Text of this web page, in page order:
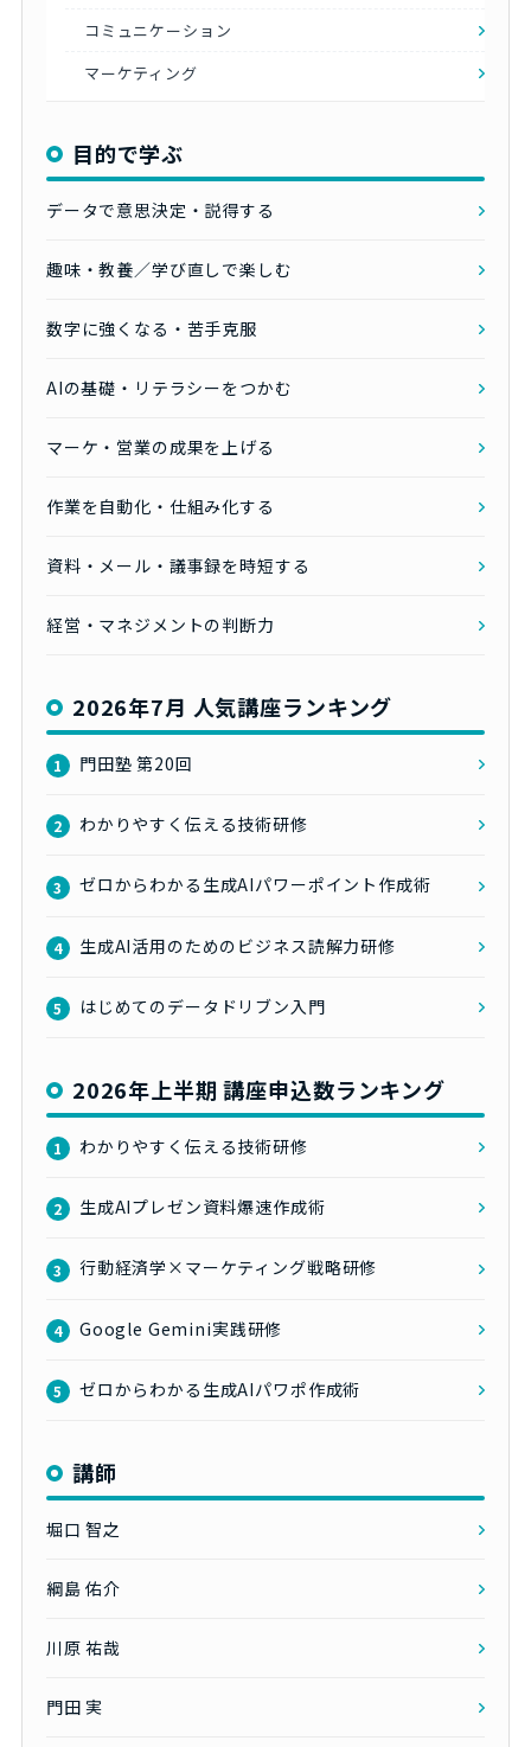
コミュニケーション
マーケティング
目的で学ぶ
データで意思決定・説得する
趣味・教養／学び直しで楽しむ
数字に強くなる・苦手克服
AIの基礎・リテラシーをつかむ
マーケ・営業の成果を上げる
作業を自動化・仕組み化する
資料・メール・議事録を時短する
経営・マネジメントの判断力
2026年7月 人気講座ランキング
1 門田塾 第20回
2 わかりやすく伝える技術研修
3 ゼロからわかる生成AIパワーポイント作成術
4 生成AI活用のためのビジネス読解力研修
5 はじめてのデータドリブン入門
2026年上半期 講座申込数ランキング
1 わかりやすく伝える技術研修
2 生成AIプレゼン資料爆速作成術
3 行動経済学×マーケティング戦略研修
4 Google Gemini実践研修
5 ゼロからわかる生成AIパワポ作成術
講師
堀口 智之
綱島 佑介
川原 祐哉
門田 実